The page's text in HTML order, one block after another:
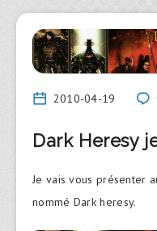
2010-04-19
Dark Heresy
Je vais vous présenter
nommé Dark heresy.